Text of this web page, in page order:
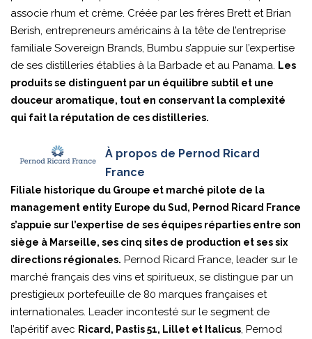
associe rhum et crème. Créée par les frères Brett et Brian
Berish, entrepreneurs américains à la tête de l’entreprise
familiale Sovereign Brands, Bumbu s’appuie sur l’expertise
de ses distilleries établies à la Barbade et au Panama. Les
produits se distinguent par un équilibre subtil et une
douceur aromatique, tout en conservant la complexité
qui fait la réputation de ces distilleries.
À propos de Pernod Ricard
France
Filiale historique du Groupe et marché pilote de la
management entity Europe du Sud, Pernod Ricard France
s’appuie sur l’expertise de ses équipes réparties entre son
siège à Marseille, ses cinq sites de production et ses six
directions régionales. Pernod Ricard France, leader sur le
marché français des vins et spiritueux, se distingue par un
prestigieux portefeuille de 80 marques françaises et
internationales. Leader incontesté sur le segment de
l’apéritif avec Ricard, Pastis 51, Lillet et Italicus, Pernod